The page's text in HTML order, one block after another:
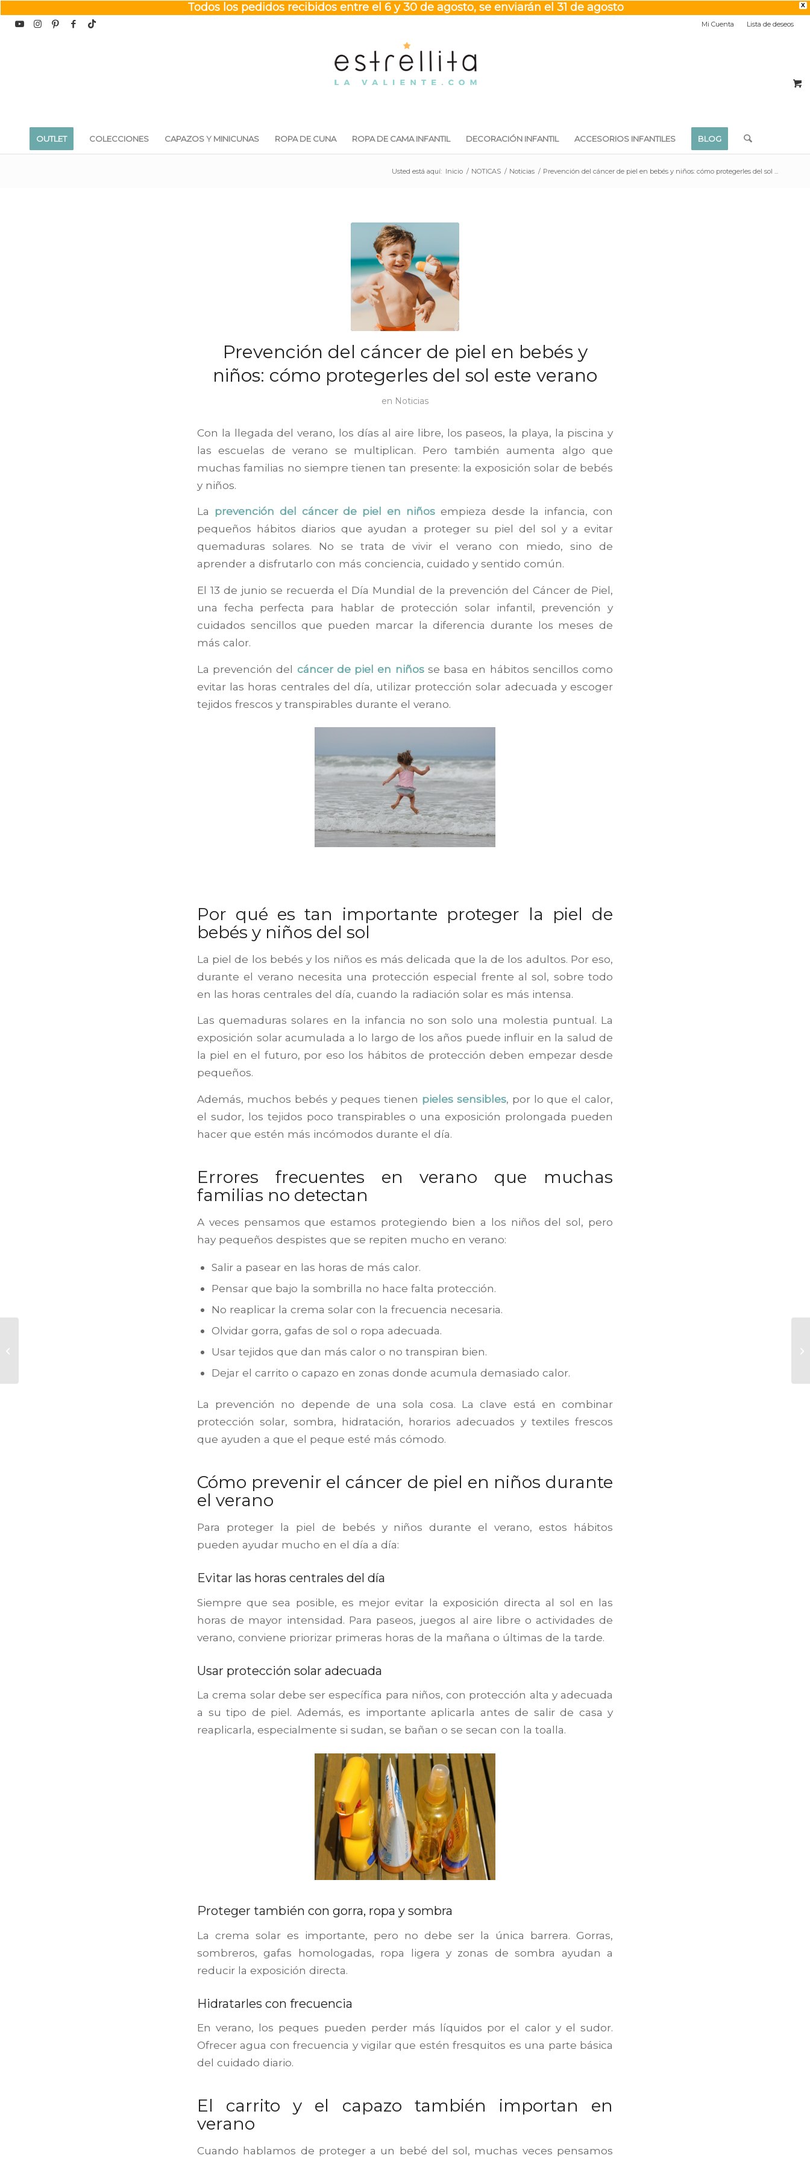
X
Todos los pedidos recibidos entre el 6 y 30 de agosto, se enviarán el 31 de agosto
Mi Cuenta Lista de deseos
OUTLET COLECCIONES CAPAZOS Y MINICUNAS ROPA DE CUNA ROPA DE CAMA INFANTIL DECORACIÓN INFANTIL ACCESORIOS INFANTILES BLOG
Usted está aquí: Inicio / NOTICAS / Noticias / Prevención del cáncer de piel en bebés y niños: cómo protegerles del sol ...
Prevención del cáncer de piel en bebés y
niños: cómo protegerles del sol este verano
en Noticias
Con la llegada del verano, los días al aire libre, los paseos, la playa, la piscina y
las escuelas de verano se multiplican. Pero también aumenta algo que
muchas familias no siempre tienen tan presente: la exposición solar de bebés
y niños.
La prevención del cáncer de piel en niñosempieza desde la infancia, con
pequeños hábitos diarios que ayudan a proteger su piel del sol y a evitar
quemaduras solares. No se trata de vivir el verano con miedo, sino de
aprender a disfrutarlo con más conciencia, cuidado y sentido común.
El 13 de junio se recuerda el Día Mundial de la prevención del Cáncer de Piel,
una fecha perfecta para hablar de protección solar infantil, prevención y
cuidados sencillos que pueden marcar la diferencia durante los meses de
más calor.
La prevención del cáncer de piel en niñosse basa en hábitos sencillos como
evitar las horas centrales del día, utilizar protección solar adecuada y escoger
tejidos frescos y transpirables durante el verano.
Por qué es tan importante proteger la piel de
bebés y niños del sol
La piel de los bebés y los niños es más delicada que la de los adultos. Por eso,
durante el verano necesita una protección especial frente al sol, sobre todo
en las horas centrales del día, cuando la radiación solar es más intensa.
Las quemaduras solares en la infancia no son solo una molestia puntual. La
exposición solar acumulada a lo largo de los años puede influir en la salud de
la piel en el futuro, por eso los hábitos de protección deben empezar desde
pequeños.
Además, muchos bebés y peques tienen pieles sensibles, por lo que el calor,
el sudor, los tejidos poco transpirables o una exposición prolongada pueden
hacer que estén más incómodos durante el día.
Errores frecuentes en verano que muchas
familias no detectan
A veces pensamos que estamos protegiendo bien a los niños del sol, pero
hay pequeños despistes que se repiten mucho en verano:
Salir a pasear en las horas de más calor.
Pensar que bajo la sombrilla no hace falta protección.
No reaplicar la crema solar con la frecuencia necesaria.
Olvidar gorra, gafas de sol o ropa adecuada.
Usar tejidos que dan más calor o no transpiran bien.
Dejar el carrito o capazo en zonas donde acumula demasiado calor.
La prevención no depende de una sola cosa. La clave está en combinar
protección solar, sombra, hidratación, horarios adecuados y textiles frescos
que ayuden a que el peque esté más cómodo.
Cómo prevenir el cáncer de piel en niños durante
el verano
Para proteger la piel de bebés y niños durante el verano, estos hábitos
pueden ayudar mucho en el día a día:
Evitar las horas centrales del día
Siempre que sea posible, es mejor evitar la exposición directa al sol en las
horas de mayor intensidad. Para paseos, juegos al aire libre o actividades de
verano, conviene priorizar primeras horas de la mañana o últimas de la tarde.
Usar protección solar adecuada
La crema solar debe ser específica para niños, con protección alta y adecuada
a su tipo de piel. Además, es importante aplicarla antes de salir de casa y
reaplicarla, especialmente si sudan, se bañan o se secan con la toalla.
Proteger también con gorra, ropa y sombra
La crema solar es importante, pero no debe ser la única barrera. Gorras,
sombreros, gafas homologadas, ropa ligera y zonas de sombra ayudan a
reducir la exposición directa.
Hidratarles con frecuencia
En verano, los peques pueden perder más líquidos por el calor y el sudor.
Ofrecer agua con frecuencia y vigilar que estén fresquitos es una parte básica
del cuidado diario.
El carrito y el capazo también importan en
verano
Cuando hablamos de proteger a un bebé del sol, muchas veces pensamos